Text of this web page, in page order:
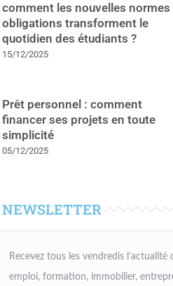
comment les nouvelles normes
obligations transforment le
quotidien des étudiants ?
15/12/2025
Prêt personnel : comment
financer ses projets en toute
simplicité
05/12/2025
NEWSLETTER
Recevez tous les vendredis l’actualité
emploi, formation, immobilier,